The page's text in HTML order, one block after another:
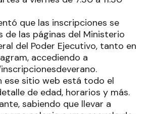
que las inscripciones se
de las páginas del Ministerio
del Poder Ejecutivo, tanto en
accediendo a
ese sitio web está todo el
de edad, horarios y más.
sabiendo que llevar a